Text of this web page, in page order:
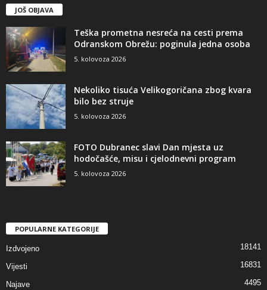
JOŠ OBJAVA
Teška prometna nesreća na cesti prema
Odranskom Obrežu: poginula jedna osoba
5. kolovoza 2026
Nekoliko tisuća Velikogoričana zbog kvara
bilo bez struje
5. kolovoza 2026
FOTO Dubranec slavi Dan mjesta uz
hodočašće, misu i cjelodnevni program
5. kolovoza 2026
POPULARNE KATEGORIJE
Izdvojeno 18141
Vijesti 16831
Najave 4495